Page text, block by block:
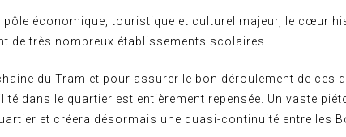
pôle économique, touristique et culturel majeur, le cœur
de très nombreux établissements scolaires.
du Tram et pour assurer le bon déroulement de ces
dans le quartier est entièrement repensée. Un vaste
et créera désormais une quasi-continuité entre les